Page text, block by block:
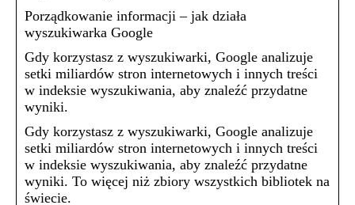
Porządkowanie informacji – jak działa
wyszukiwarka Google
Gdy korzystasz z wyszukiwarki, Google analizuje
setki miliardów stron internetowych i innych treści
w indeksie wyszukiwania, aby znaleźć przydatne
wyniki.
Gdy korzystasz z wyszukiwarki, Google analizuje
setki miliardów stron internetowych i innych treści
w indeksie wyszukiwania, aby znaleźć przydatne
wyniki. To więcej niż zbiory wszystkich bibliotek na
świecie.